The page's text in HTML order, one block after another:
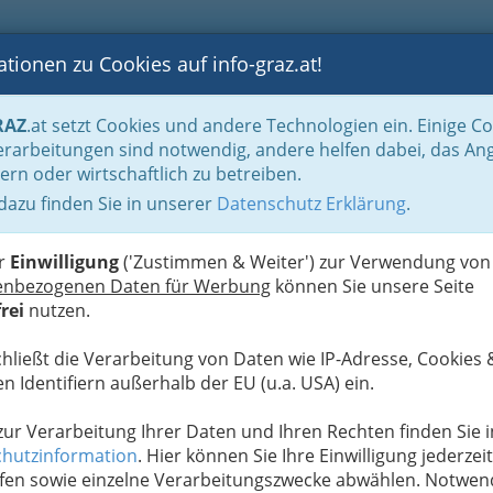
BLOGS FOTOS GASTRONOMIE BRANCHEN
zu Cookies auf info-graz.at!
.at setzt Cookies und andere Technologien ein. Einige
sind notwendig, andere helfen dabei, das
oder wirtschaftlich zu betreiben.
finden Sie in unserer Datenschutz Erklärung.
Einwilligung('Zustimmen & Weiter') zur Verwendung von
Daten für Werbung können Sie unsere Seite
nutzen.
die Verarbeitung von Daten wie IP-Adresse, Cookies
Identifiern außerhalb der EU (u.a. USA) ein.
Verarbeitung Ihrer Daten und Ihren Rechten finden Sie
. Hier können Sie Ihre Einwilligung jederzeit
sowie einzelne Verarbeitungszwecke abwählen.